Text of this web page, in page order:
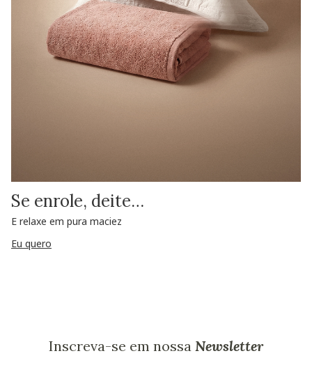
Se enrole, deite…
E relaxe em pura maciez
Eu quero
Inscreva-se em nossa Newsletter